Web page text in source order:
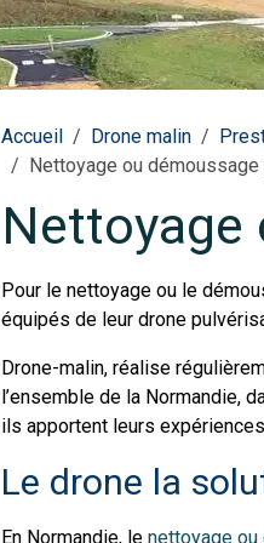
Accueil Drone malin
Nettoyage ou
Nettoyage
Pour le nettoyage ou le
équipés de leur drone
Drone-malin, réalise
l’ensemble de la Normandie,
ils apportent leurs
Le drone la
En Normandie, lenettoyage